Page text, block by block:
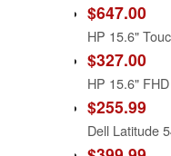
$647.00
$327.00
$255.99